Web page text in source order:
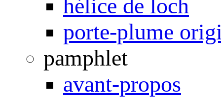
hélice de loch
porte-plume
pamphlet
avant-propos